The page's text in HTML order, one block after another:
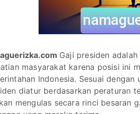
Gaji presiden
masyarakat karena posisi ini
Indonesia. Sesuai
diatur berdasarkan peraturan
mengulas secara rinci besaran